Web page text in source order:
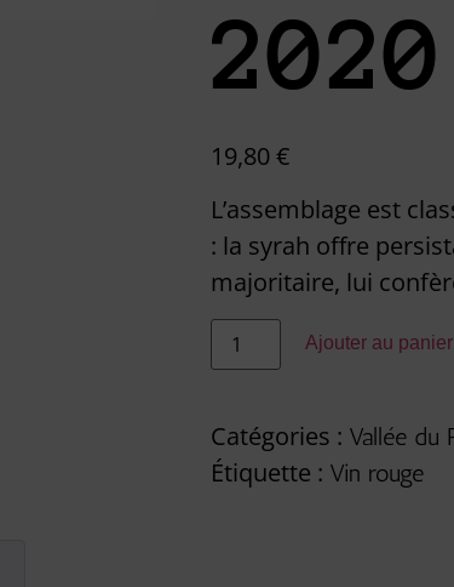
2020
19,80€
L’assemblage est
: la syrah offre
majoritaire, lui
Ajouter au panier
Catégories : Vallée du
Étiquette : Vin rouge